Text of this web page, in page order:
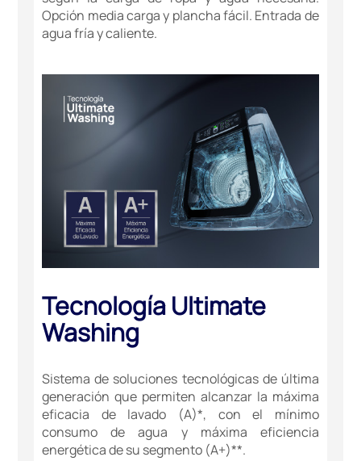
Opción media carga y plancha fácil. Entrada de
agua fría y caliente.
Tecnología Ultimate
Washing
Sistema de soluciones tecnológicas de última
generación que permiten alcanzar la máxima
eficacia de lavado (A)*, con el mínimo
consumo de agua y máxima eficiencia
energética de su segmento (A+)**.